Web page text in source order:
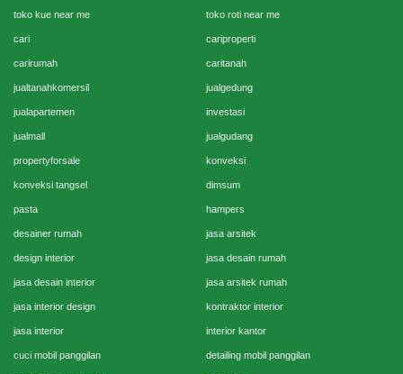
toko kue near me toko roti near me
cari cariproperti
carirumah caritanah
jualtanahkomersil jualgedung
jualapartemen investasi
jualmall jualgudang
propertyforsale konveksi
konveksi tangsel dimsum
pasta hampers
desainer rumah jasa arsitek
design interior jasa desain rumah
jasa desain interior jasa arsitek rumah
jasa interior design kontraktor interior
jasa interior interior kantor
cuci mobil panggilan detailing mobil panggilan